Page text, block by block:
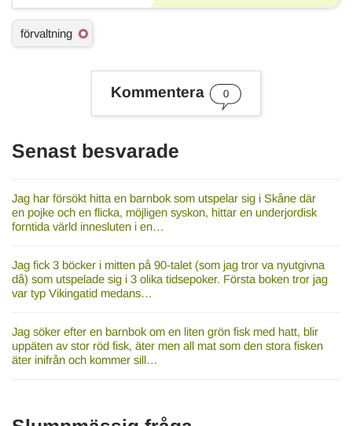
Ä
m
förvaltning
Kommentera 0
Senast besvarade
Jag har försökt hitta en barnbok som utspelar sig i Skåne där
en pojke och en flicka, möjligen syskon, hittar en underjordisk
forntida värld innesluten i en…
Jag fick 3 böcker i mitten på 90-talet (som jag tror va nyutgivna
då) som utspelade sig i 3 olika tidsepoker. Första boken tror jag
var typ Vikingatid medans…
Jag söker efter en barnbok om en liten grön fisk med hatt, blir
uppäten av stor röd fisk, äter men all mat som den stora fisken
äter inifrån och kommer sill…